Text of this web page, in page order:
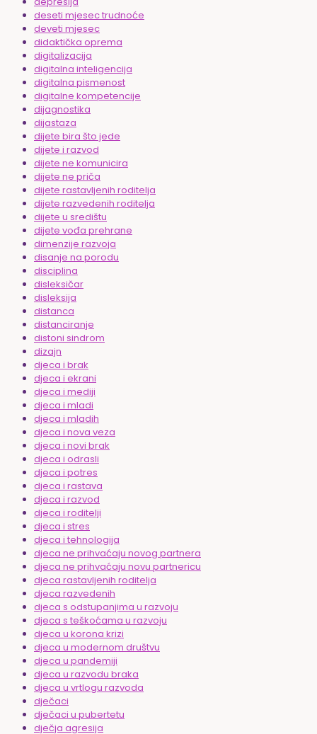
deseti mjesec trudnoće
deveti mjesec
didaktička oprema
digitalizacija
digitalna inteligencija
digitalna pismenost
digitalne kompetencije
dijagnostika
dijastaza
dijete bira što jede
dijete i razvod
dijete ne komunicira
dijete ne priča
dijete rastavljenih roditelja
dijete razvedenih roditelja
dijete u središtu
dijete vođa prehrane
dimenzije razvoja
disanje na porodu
disciplina
disleksičar
disleksija
distanca
distanciranje
distoni sindrom
dizajn
djeca i brak
djeca i ekrani
djeca i mediji
djeca i mladi
djeca i mladih
djeca i nova veza
djeca i novi brak
djeca i odrasli
djeca i potres
djeca i rastava
djeca i razvod
djeca i roditelji
djeca i stres
djeca i tehnologija
djeca ne prihvaćaju novog partnera
djeca ne prihvaćaju novu partnericu
djeca rastavljenih roditelja
djeca razvedenih
djeca s odstupanjima u razvoju
djeca s teškoćama u razvoju
djeca u korona krizi
djeca u modernom društvu
djeca u pandemiji
djeca u razvodu braka
djeca u vrtlogu razvoda
dječaci
dječaci u pubertetu
dječja agresija